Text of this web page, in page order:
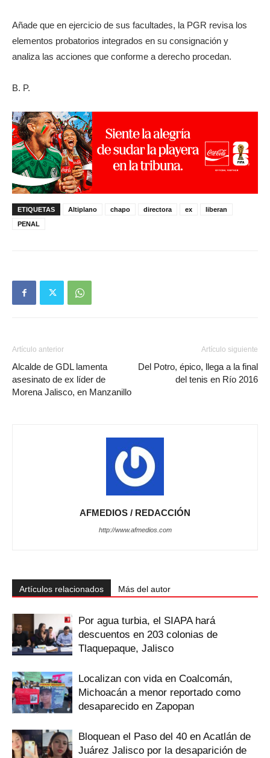
Añade que en ejercicio de sus facultades, la PGR revisa los
elementos probatorios integrados en su consignación y
analiza las acciones que conforme a derecho procedan.
B. P.
ETIQUETAS Altiplano chapo directora ex
liberan
PENAL
Artículo anterior
Alcalde de GDL lamenta
asesinato de ex líder de
Morena Jalisco, en Manzanillo
Artículo siguiente
Del Potro, épico, llega a la final
del tenis en Río 2016
AFMEDIOS / REDACCIÓN
http://www.afmedios.com
Artículos relacionados Más del autor
Por agua turbia, el SIAPA hará
descuentos en 203 colonias de
Tlaquepaque, Jalisco
Localizan con vida en Coalcomán,
Michoacán a menor reportado como
desaparecido en Zapopan
Bloquean el Paso del 40 en Acatlán de
Juárez Jalisco por la desaparición de